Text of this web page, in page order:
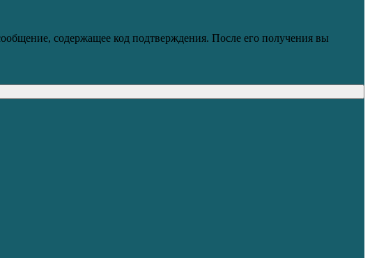
содержащее код подтверждения. После его получения вы